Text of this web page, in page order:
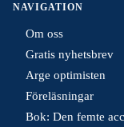
NAVIGATION
Om oss
Gratis nyhetsbrev
Arge optimisten
Föreläsningar
Bok: Den femte